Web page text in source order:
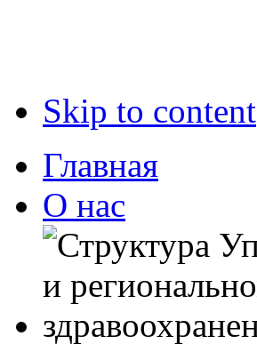
Skip to content
Главная
О нас